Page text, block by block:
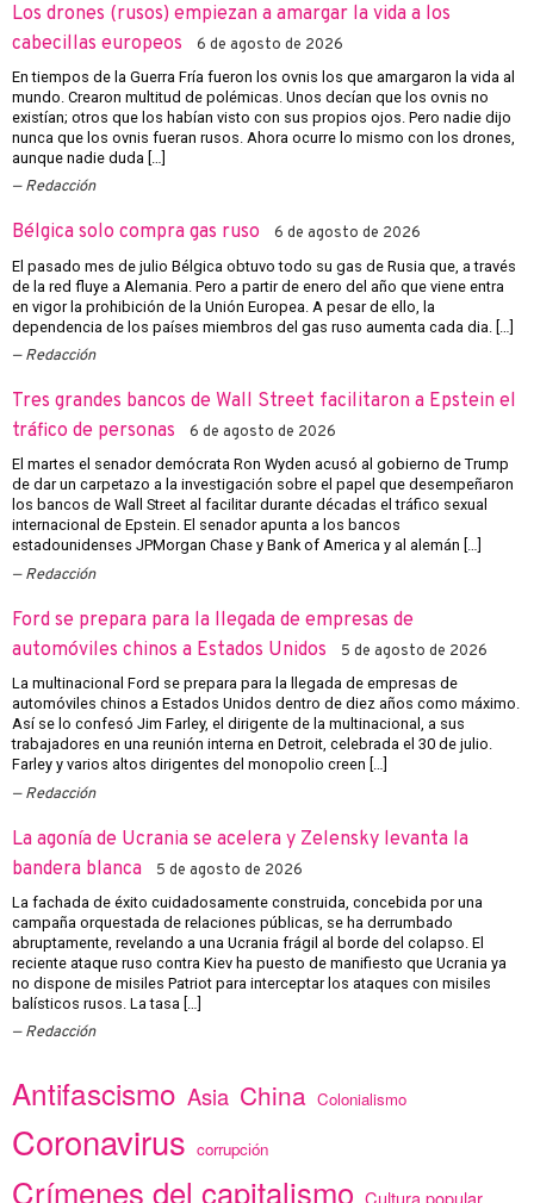
Los drones (rusos) empiezan a amargar la vida a los
cabecillas europeos
6 de agosto de 2026
En tiempos de la Guerra Fría fueron los ovnis los que amargaron la vida al
mundo. Crearon multitud de polémicas. Unos decían que los ovnis no
existían; otros que los habían visto con sus propios ojos. Pero nadie dijo
nunca que los ovnis fueran rusos. Ahora ocurre lo mismo con los drones,
aunque nadie duda […]
Redacción
Bélgica solo compra gas ruso 6 de agosto de 2026
El pasado mes de julio Bélgica obtuvo todo su gas de Rusia que, a través
de la red fluye a Alemania. Pero a partir de enero del año que viene entra
en vigor la prohibición de la Unión Europea. A pesar de ello, la
dependencia de los países miembros del gas ruso aumenta cada dia. […]
Redacción
Tres grandes bancos de Wall Street facilitaron a Epstein el
tráfico de personas
6 de agosto de 2026
El martes el senador demócrata Ron Wyden acusó al gobierno de Trump
de dar un carpetazo a la investigación sobre el papel que desempeñaron
los bancos de Wall Street al facilitar durante décadas el tráfico sexual
internacional de Epstein. El senador apunta a los bancos
estadounidenses JPMorgan Chase y Bank of America y al alemán […]
Redacción
Ford se prepara para la llegada de empresas de
automóviles chinos a Estados Unidos
5 de agosto de 2026
La multinacional Ford se prepara para la llegada de empresas de
automóviles chinos a Estados Unidos dentro de diez años como máximo.
Así se lo confesó Jim Farley, el dirigente de la multinacional, a sus
trabajadores en una reunión interna en Detroit, celebrada el 30 de julio.
Farley y varios altos dirigentes del monopolio creen […]
Redacción
La agonía de Ucrania se acelera y Zelensky levanta la
bandera blanca
5 de agosto de 2026
La fachada de éxito cuidadosamente construida, concebida por una
campaña orquestada de relaciones públicas, se ha derrumbado
abruptamente, revelando a una Ucrania frágil al borde del colapso. El
reciente ataque ruso contra Kiev ha puesto de manifiesto que Ucrania ya
no dispone de misiles Patriot para interceptar los ataques con misiles
balísticos rusos. La tasa […]
Redacción
Antifascismo Asia China Colonialismo
Coronavirus corrupción
Crímenes del capitalismo Cultura popular